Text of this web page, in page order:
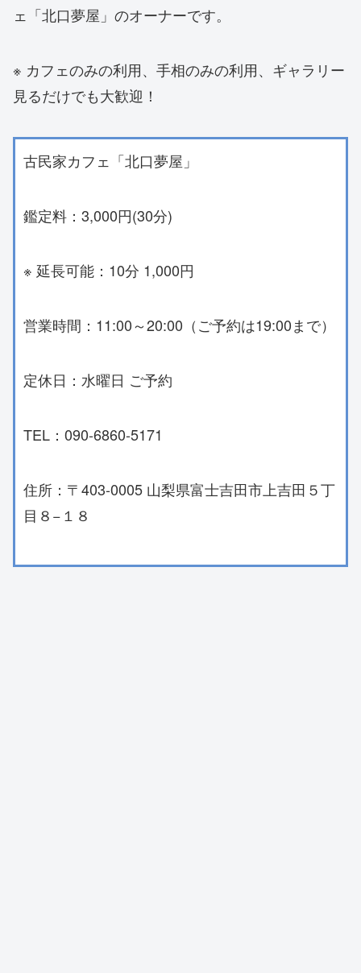
ェ「北口夢屋」のオーナーです。
※ カフェのみの利用、手相のみの利用、ギャラリー
見るだけでも大歓迎！
古民家カフェ「北口夢屋」
鑑定料：3,000円(30分)
※ 延長可能：10分 1,000円
営業時間：11:00～20:00（ご予約は19:00まで）
定休日：水曜日 ご予約
TEL：090-6860-5171
住所：〒403-0005 山梨県富士吉田市上吉田５丁
目８−１８